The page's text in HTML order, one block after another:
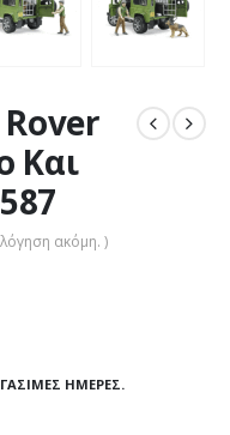
Και
ακόμη. )
ΗΜΈΡΕΣ.